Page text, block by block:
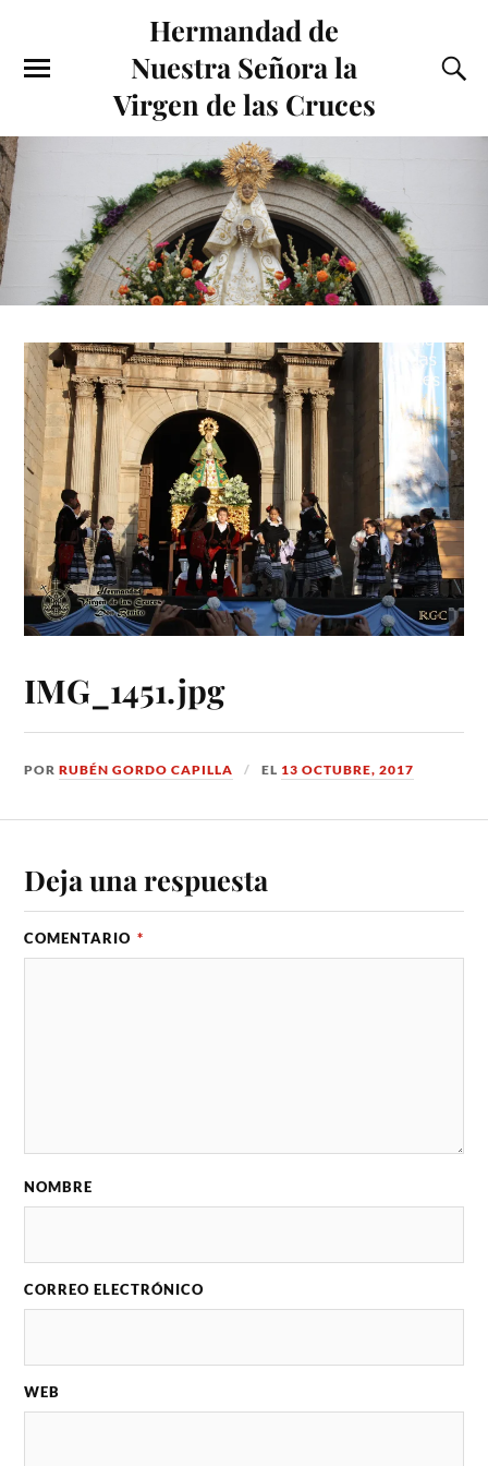
Hermandad de
Nuestra Señora la
Virgen de las Cruces
IMG_1451.jpg
PORRUBÉN GORDO CAPILLA EL 13 OCTUBRE, 2017
Deja una respuesta
COMENTARIO *
NOMBRE
CORREO ELECTRÓNICO
WEB